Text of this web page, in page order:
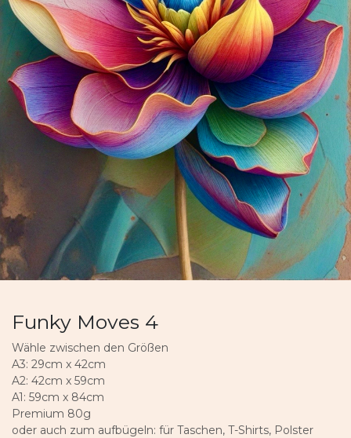
Funky Moves 4
Wähle zwischen den Größen
A3: 29cm x 42cm
A2: 42cm x 59cm
A1: 59cm x 84cm
Premium 80g
oder auch zum aufbügeln: für Taschen, T-Shirts, Polster